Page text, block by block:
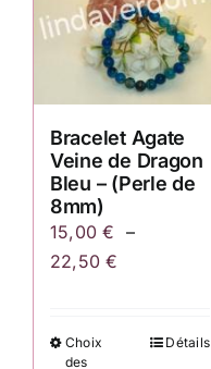
Bracelet Agate
Veine de Dragon
Bleu – (Perle de
8mm)
15,00€ –
22,50€
15,00 €
Choix
des
Ce
Détails